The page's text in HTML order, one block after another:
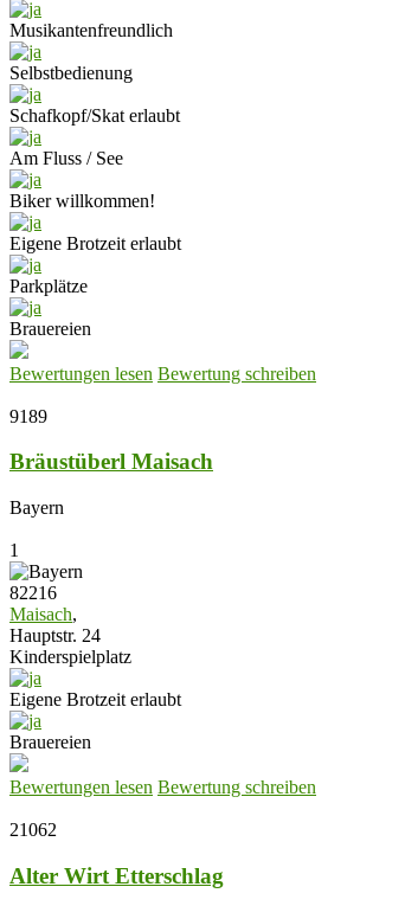
Musikantenfreundlich
Selbstbedienung
Schafkopf/Skat erlaubt
Am Fluss / See
Biker willkommen!
Eigene Brotzeit erlaubt
Parkplätze
Brauereien
Bewertungen lesen Bewertung schreiben
9189
Bräustüberl Maisach
Bayern
1
82216
Maisach,
Hauptstr. 24
Kinderspielplatz
Eigene Brotzeit erlaubt
Brauereien
Bewertungen lesen Bewertung schreiben
21062
Alter Wirt Etterschlag